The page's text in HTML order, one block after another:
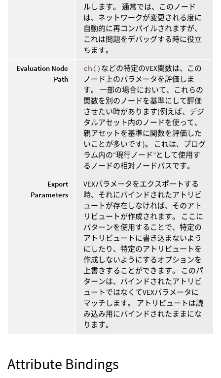
ルします。 通常では、このノード
は、ネットワークが変更される度に
自動的に再コンパイルされますが、
これは問題をデバッグする時に役立
ちます。
Evaluation Node
Path
ch() などの特定のVEX関数は、この
ノード上のパラメータを評価しま
す。 一部の場合において、これらの
関数を別のノードを基準にして評価
させたい時があります(例えば、デジ
タルアセット内のノードを使って、
親アセットを基準に関数を評価した
いことが多いです)。 これは、プログ
ラム内の“現行ノード”として使用す
るノードの相対ノードパスです。
Export
Parameters
VEXパラメータをエクスポートする
時、それにバインドされたアトリビ
ュートが存在しなければ、そのアト
リビュートが作成されます。 ここに
パターンを使用することで、特定の
アトリビュートに書き込まないよう
にしたり、特定のアトリビュートを
作成しないようにするオプションを
上書きすることができます。 このパ
ターンは、バインドされたアトリビ
ュートではなくてVEXパラメータに
マッチします。 アトリビュートは読
み込み用にバインドされたままにな
ります。
Attribute Bindings